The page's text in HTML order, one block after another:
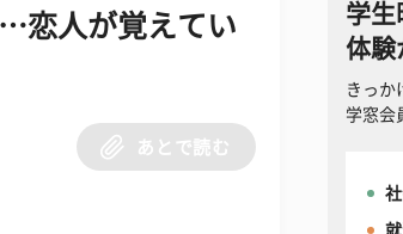
恋人が覚えてい
あとで読む
学生
体験
きっか
学窓会